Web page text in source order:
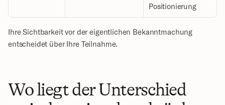
Positionierung
Ihre Sichtbarkeit vor der eigentlichen Bekanntmachung
entscheidet über Ihre Teilnahme.
Wo liegt der Unterschied